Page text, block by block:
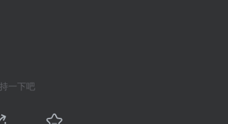
一下吧